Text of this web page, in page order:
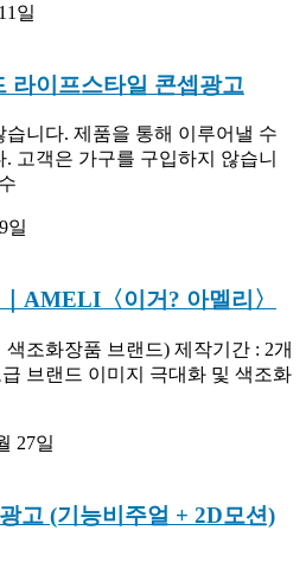
일
라이프스타일 콘셉광고
니다. 제품을 통해 이루어낼 수
고객은 가구를 구입하지 않습니
일
AMELI〈이거? 아멜리〉
조화장품 브랜드) 제작기간 : 2개
브랜드 이미지 극대화 및 색조화
27일
고 (기능비주얼 + 2D모션)